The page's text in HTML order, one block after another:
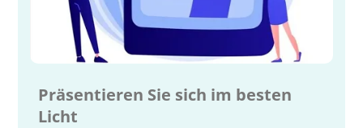
Präsentieren Sie sich im besten
Licht